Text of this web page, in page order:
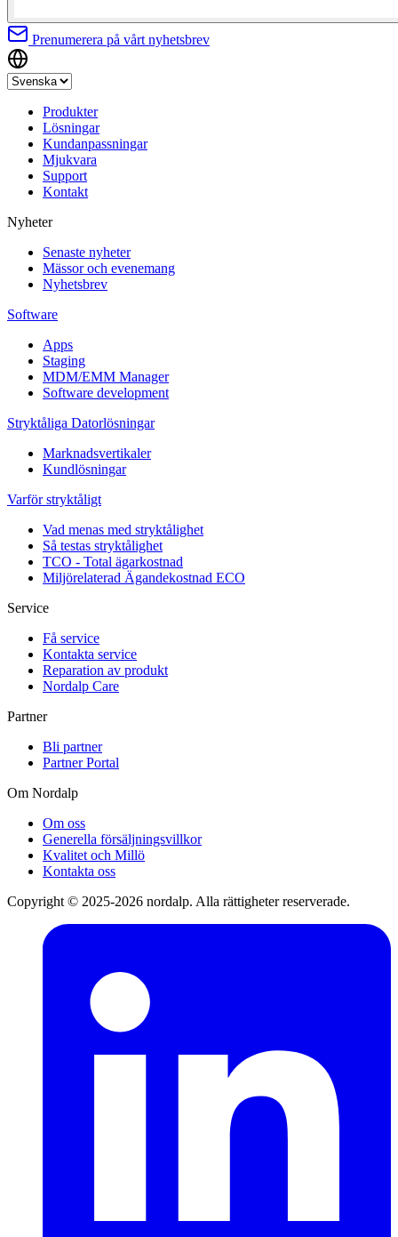
Prenumerera på vårt nyhetsbrev
Produkter
Lösningar
Kundanpassningar
Mjukvara
Support
Kontakt
Nyheter
Senaste nyheter
Mässor och evenemang
Nyhetsbrev
Software
Apps
Staging
MDM/EMM Manager
Software development
Stryktåliga Datorlösningar
Marknadsvertikaler
Kundlösningar
Varför stryktåligt
Vad menas med stryktålighet
Så testas stryktålighet
TCO - Total ägarkostnad
Miljörelaterad Ägandekostnad ECO
Service
Få service
Kontakta service
Reparation av produkt
Nordalp Care
Partner
Bli partner
Partner Portal
Om Nordalp
Om oss
Generella försäljningsvillkor
Kvalitet och Millö
Kontakta oss
Copyright © 2025-2026 nordalp. Alla rättigheter reserverade.